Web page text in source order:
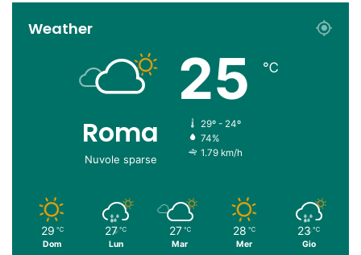
Weather
Roma
Nuvole sparse
25 ℃
29º - 24º
74%
1.79 km/h
29 ℃
Dom
27 ℃
Lun
27 ℃
Mar
28 ℃
Mer
23 ℃
Gio